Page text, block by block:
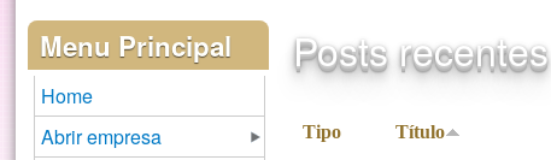
Posts recentes
Tipo Título
Menu Principal
Home
Abrir empresa